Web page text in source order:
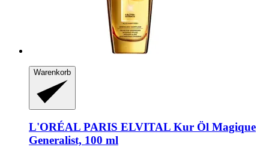
Warenkorb
L'ORÉAL PARIS ELVITAL Kur Öl Magique
Generalist, 100 ml